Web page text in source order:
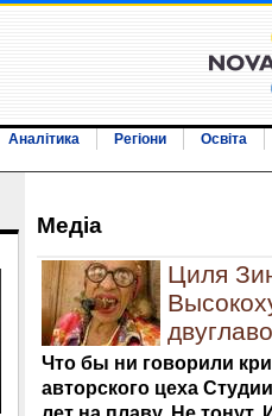
Аналітика Регіони
Освіта
Медiа
Циля
Что бы ни говорили
авторского цеха